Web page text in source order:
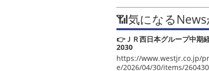
📶気になるNews
👉ＪＲ西日本グループ中期
2030
https://www.westjr.co.jp/
e/2026/04/30/items/